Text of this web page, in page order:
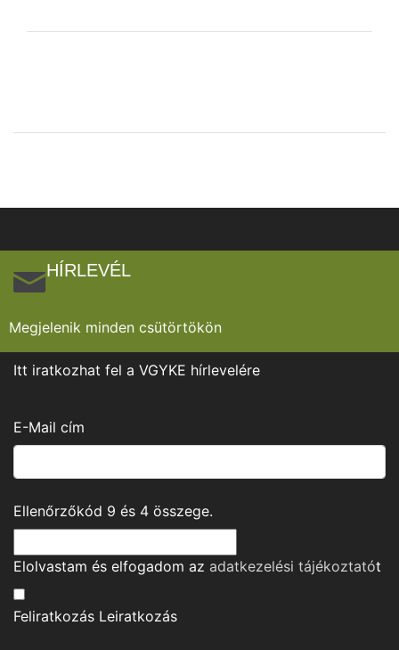
HÍRLEVÉL
Megjelenik minden csütörtökön
Itt iratkozhat fel a VGYKE hírlevelére
E-Mail cím
Ellenőrzőkód 9 és 4 összege.
Elolvastam és elfogadom az adatkezelési tájékoztatót
Feliratkozás Leiratkozás